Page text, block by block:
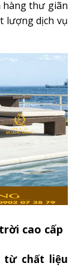
hàng thư giãn
lượng dịch vụ
cao cấp
từ chất liệu